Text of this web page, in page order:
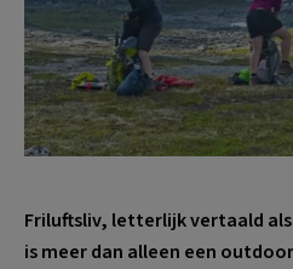
Friluftsliv, letterlijk vertaald
is meer dan alleen een